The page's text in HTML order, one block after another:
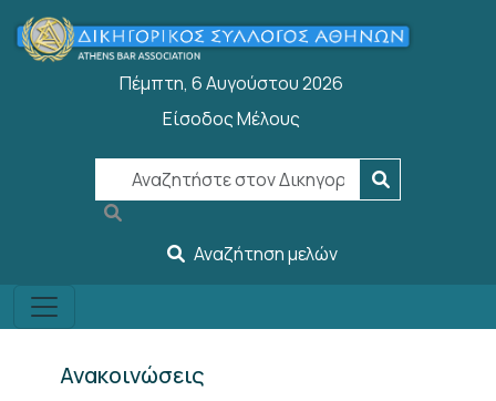
Παράκαμψη προς το κυρίως περιεχόμενο
Πέμπτη, 6 Αυγούστου 2026
User account menu
Είσοδος Μέλους
Αναζήτηση μελών
Ανακοινώσεις